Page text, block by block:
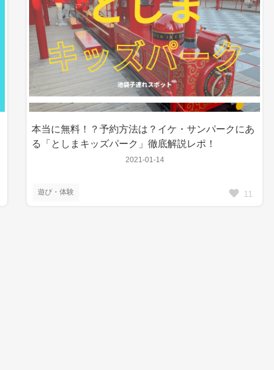
遊び・体験
2021-01-14
本当に無料！？予約方法は？イケ・サンパークにあ
る「としまキッズパーク」徹底解説レポ！
11